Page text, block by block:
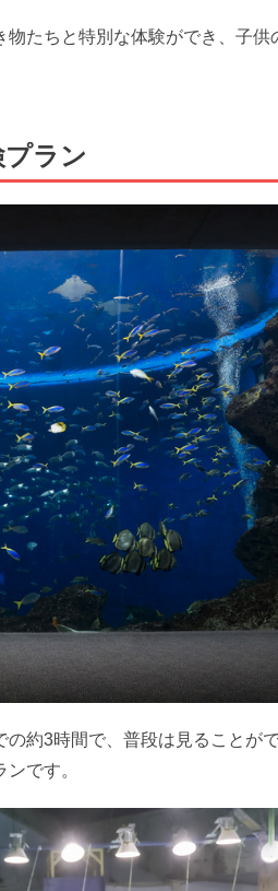
たちと特別な体験ができ、子供
ラン
の約3時間で、普段は見ることが
です。